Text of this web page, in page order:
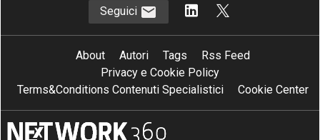
Seguici
About Autori Tags
Rss Feed
Privacy e Cookie Policy
Terms&Conditions Contenuti Specialistici
Cookie Center